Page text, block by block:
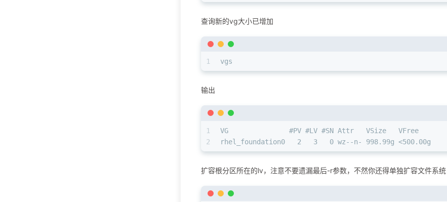
查询新的vg大小已增加
1 vgs
输出
1
2
VG               #PV #LV #SN Attr   VSize   VFree
rhel_foundation0   2   3   0 wz--n- 998.99g <500.00g
扩容根分区所在的lv，注意不要遗漏最后-r参数，不然你还得单独扩容文件系统